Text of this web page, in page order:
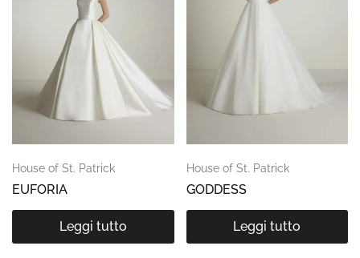
House of St. Patrick
EUFORIA
Leggi tutto
House of St. Patrick
GODDESS
Leggi tutto